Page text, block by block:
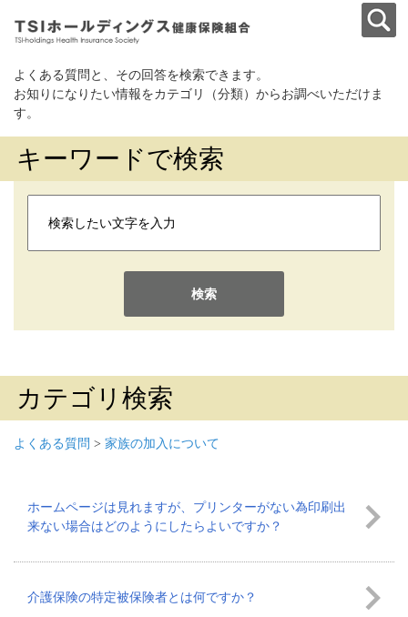
よくある質問と、その回答を検索できます。
お知りになりたい情報をカテゴリ（分類）からお調べいただけま
す。
キーワードで検索
検索
カテゴリ検索
よくある質問 > 家族の加入について
ホームページは見れますが、プリンターがない為印刷出
来ない場合はどのようにしたらよいですか？
介護保険の特定被保険者とは何ですか？